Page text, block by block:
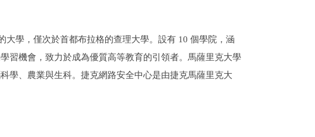
大學，僅次於首都布拉格的查理大學。設有 10 個學院，涵
習機會，致力於成為優質高等教育的引領者。馬薩里克大學
學、農業與生科。捷克網路安全中心是由捷克馬薩里克大